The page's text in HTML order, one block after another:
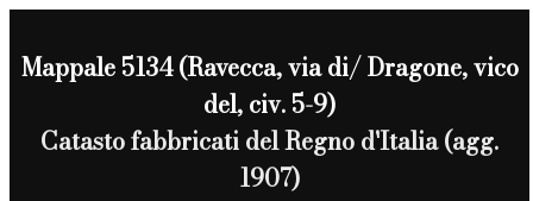
Mappale 5134 (Ravecca, via di/ Dragone, vico
del, civ. 5-9)
Catasto fabbricati del Regno d'Italia (agg.
1907)